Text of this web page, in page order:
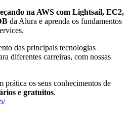
na AWS com Lightsail, EC2,
da Alura e aprenda os fundamentos
das principais tecnologias
diferentes carreiras, com nossas
prática os seus conhecimentos de
e gratuitos.